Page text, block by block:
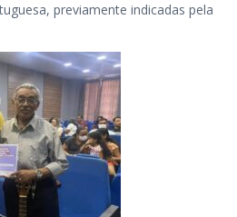
previamente indicadas pela